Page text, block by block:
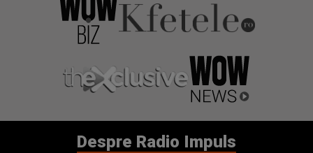
Despre Radio Impuls